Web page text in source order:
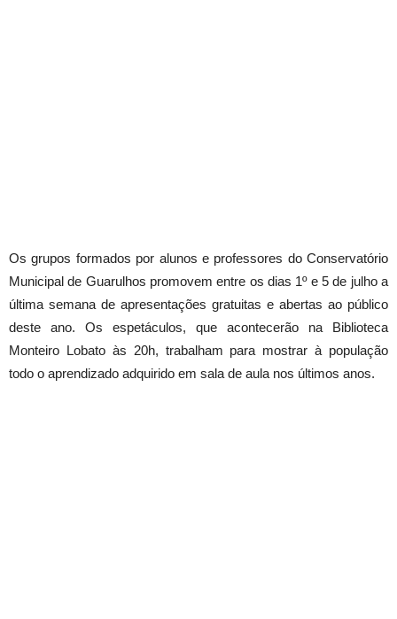
Os grupos formados por alunos e professores do Conservatório
Municipal de Guarulhos promovem entre os dias 1º e 5 de julho a
última semana de apresentações gratuitas e abertas ao público
deste ano. Os espetáculos, que acontecerão na Biblioteca
Monteiro Lobato às 20h, trabalham para mostrar à população
todo o aprendizado adquirido em sala de aula nos últimos anos.